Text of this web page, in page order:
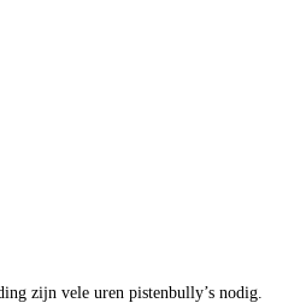
zijn vele uren pistenbully’s nodig.